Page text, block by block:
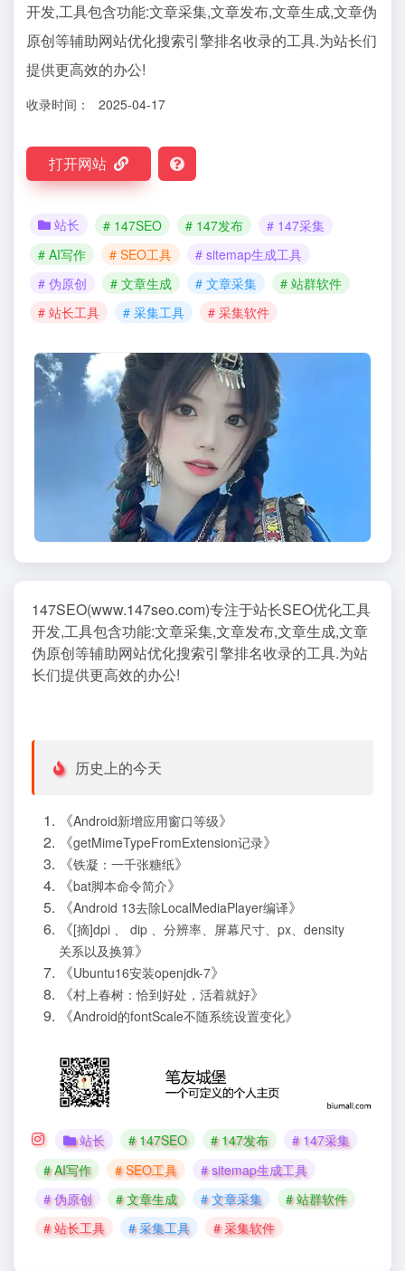
开发,工具包含功能:文章采集,文章发布,文章生成,文章伪
原创等辅助网站优化搜索引擎排名收录的工具.为站长们
提供更高效的办公!
收录时间： 2025-04-17
打开网站
站长 # 147SEO # 147发布
# 147采集
# AI写作
# SEO工具
# sitemap生成工具
# 伪原创
# 文章生成 # 文章采集
# 站群软件
# 站长工具
# 采集工具 # 采集软件
147SEO(www.147seo.com)专注于站长SEO优化工具
开发,工具包含功能:文章采集,文章发布,文章生成,文章
伪原创等辅助网站优化搜索引擎排名收录的工具.为站
长们提供更高效的办公!
历史上的今天
《Android新增应用窗口等级》
《getMimeTypeFromExtension记录》
《铁凝：一千张糖纸》
《bat脚本命令简介》
《Android 13去除LocalMediaPlayer编译》
《[摘]dpi 、 dip 、分辨率、屏幕尺寸、px、density
关系以及换算》
《Ubuntu16安装openjdk-7》
《村上春树：恰到好处，活着就好》
《Android的fontScale不随系统设置变化》
站长 # 147SEO # 147发布
# 147采集
# AI写作
# SEO工具
# sitemap生成工具
# 伪原创
# 文章生成 # 文章采集
# 站群软件
# 站长工具
# 采集工具 # 采集软件